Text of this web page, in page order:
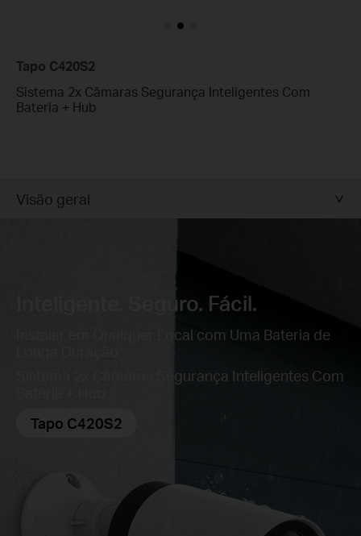
Tapo C420S2
Sistema 2x Câmaras Segurança Inteligentes Com
Bateria + Hub
Visão geral
Inteligente. Seguro. Fácil.
Instalar em Qualquer Local com Uma Bateria de
Sistema 2x Câmaras Segurança Inteligentes Com
Tapo C420S2